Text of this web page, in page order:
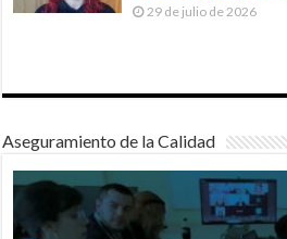
29 de julio de 2026
Aseguramiento de la Calidad